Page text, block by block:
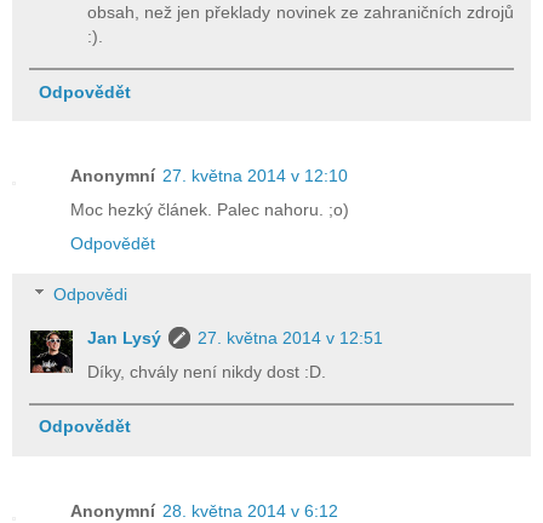
obsah, než jen překlady novinek ze zahraničních zdrojů
:).
Odpovědět
Anonymní 27. května 2014 v 12:10
Moc hezký článek. Palec nahoru. ;o)
Odpovědět
Odpovědi
Jan Lysý
27. května 2014 v 12:51
Díky, chvály není nikdy dost :D.
Odpovědět
Anonymní 28. května 2014 v 6:12